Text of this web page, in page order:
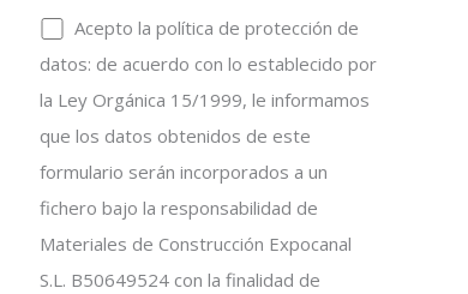
Acepto la política de protección de
datos: de acuerdo con lo establecido por
la Ley Orgánica 15/1999, le informamos
que los datos obtenidos de este
formulario serán incorporados a un
fichero bajo la responsabilidad de
Materiales de Construcción Expocanal
S.L. B50649524 con la finalidad de